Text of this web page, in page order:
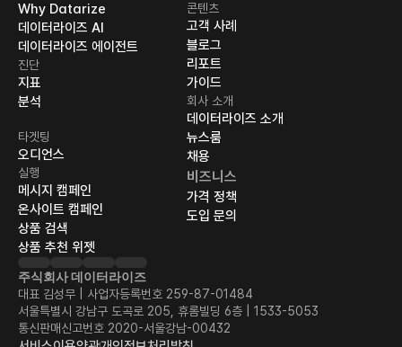
Why Datarize
데이터라이즈 AI
데이터라이즈 에이전트
타겟팅
오디언스
진단
지표
분석
실행
메시지 캠페인
온사이트 캠페인
상품 추천 위젯
상품 검색
콘텐츠
고객 사례
블로그
리포트
가이드
회사 소개
데이터라이즈 소개
뉴스룸
채용
비즈니스
가격 정책
도입 문의
주식회사 데이터라이즈
대표 김성무 | 사업자등록번호 259-87-01484
서울특별시 강남구 도곡로 205, 휴롬빌딩 6층 | 1533-5053
통신판매신고번호 2020-서울강남-00432